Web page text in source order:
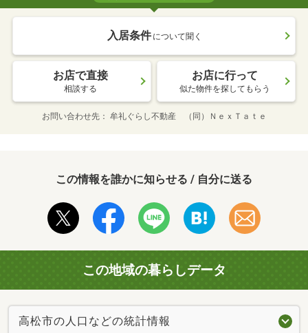
入居条件 について聞く
お店で直接
相談する
お店に行って
似た物件を探してもらう
お問い合わせ先 牟礼ぐらし不動産 （同）ＮｅｘＴａｔｅ
この情報を誰かに知らせる / 自分に送る
この地域の暮らしデータ
高松市の人口などの統計情報